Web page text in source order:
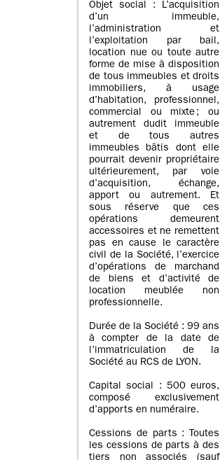
Objet social : L’acquisition
d’un immeuble,
l’administration et
l’exploitation par bail,
location nue ou toute autre
forme de mise à disposition
de tous immeubles et droits
immobiliers, à usage
d’habitation, professionnel,
commercial ou mixte ; ou
autrement dudit immeuble
et de tous autres
immeubles bâtis dont elle
pourrait devenir propriétaire
ultérieurement, par voie
d’acquisition, échange,
apport ou autrement. Et
sous réserve que ces
opérations demeurent
accessoires et ne remettent
pas en cause le caractère
civil de la Société, l’exercice
d’opérations de marchand
de biens et d’activité de
location meublée non
professionnelle.
Durée de la Société : 99 ans
à compter de la date de
l’immatriculation de la
Société au RCS de LYON.
Capital social : 500 euros,
composé exclusivement
d’apports en numéraire.
Cessions de parts : Toutes
les cessions de parts à des